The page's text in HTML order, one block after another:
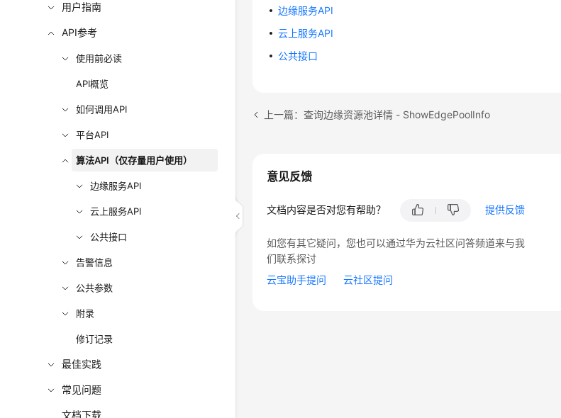
用户指南
API参考
使用前必读
API概览
如何调用API
平台API
算法API（仅存量用户使用）
边缘服务API
云上服务API
公共接口
告警信息
公共参数
附录
修订记录
最佳实践
常见问题
文档下载
边缘服务API
云上服务API
公共接口
上一篇：查询边缘资源池详情 - ShowEdgePoolInfo
意见反馈
文档内容是否对您有帮助？ 提供反馈
如您有其它疑问，您也可以通过华为云社区问答频道来与我
们联系探讨
云宝助手提问
云社区提问